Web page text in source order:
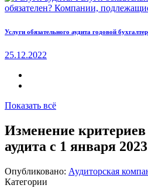
Услуги обязательного аудита годовой
25.12.2022
Показать всё
Изменение критериев
аудита с 1 января
Опубликовано: Аудиторская
Категории